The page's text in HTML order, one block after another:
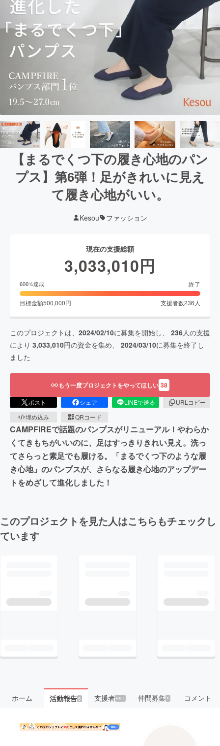
【まるでくつ下の履き心地のパン
プス】第6弾！足がきれいに見え
て履き心地がいい。
Kesou ファッション
現在の支援総額
3,033,010円
606%達成 終了
目標金額500,000円 支援者数236 人
このプロジェクトは、 2024/02/10に募集を開始し、 236人の支援
により 3,033,010円の資金を集め、 2024/03/10に募集を終了し
ました
もう一度プロジェクトをやってほしい 38
ポスト シェア LINEで送る
URLコピー
埋め込み
QRコード
CAMPFIREで話題のパンプスがリニューアル！やわらか
くてきもちがいいのに、足はすっきりきれい見え。洗っ
てさらっと素足でも履ける。「まるでくつ下のような履
き心地」のパンプスが、さらなる履き心地のアップデー
トをめざして進化しました！
このプロジェクトを見た人はこちらもチェックし
ています
ホーム 活動報告6 支援者99+ 仲間募集 1 コメント